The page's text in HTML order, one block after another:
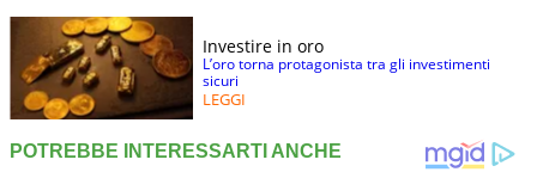
Investire in oro
L’oro torna protagonista tra gli investimenti
sicuri
LEGGI